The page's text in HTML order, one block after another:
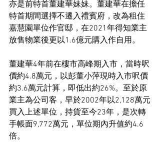
亦是前特首董建華妹妹。董建華在擔任
特首期間選擇不遷入禮賓府，改為租住
嘉慧園單位作官邸，在2021年得知業主
放售物業後更以1.6億元購入作自用。
董建華4年前在樓市高峰期入市，當時呎
價約4.8萬元，以彭董小萍現時入市呎價
約3.6萬元計算，即低出約26%。至於原
業主為公司客，早於2002年以2,128萬元
買入上述單位，持貨至今23年，是次轉
手帳面9,772萬元，單位期內升值約4.6
倍。